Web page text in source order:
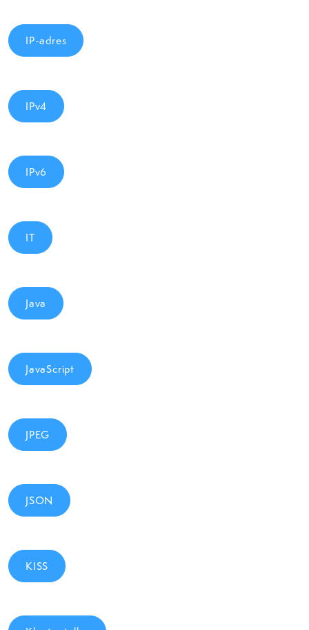
IP-adres
IPv4
IPv6
IT
Java
JavaScript
JPEG
JSON
KISS